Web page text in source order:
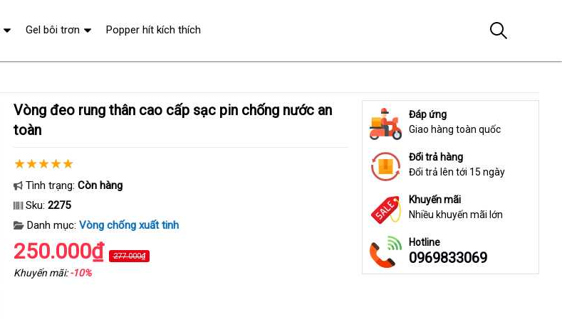
Vòng đeo rung thân cao cấp sạc pin chống nước an
toàn
Tình trạng: Còn hàng
Sku: 2275
Danh mục: Vòng chống xuất tinh
250.000₫ 277.000₫
Khuyến mãi:-10%
Đáp ứng
Giao hàng toàn quốc
Đổi trả hàng
Đổi trả lên tới 15 ngày
Khuyến mãi
Nhiều khuyến mãi lớn
Hotline
0969833069
Gel bôi trơn Popper hít kích thích